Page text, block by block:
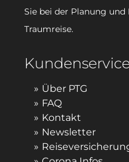
Sie bei der Planung
Traumreise.
Über PTG
FAQ
Kontakt
Newsletter